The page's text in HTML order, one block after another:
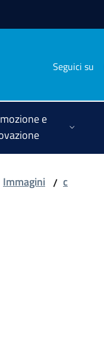
Seguici su
e
Immagini / c